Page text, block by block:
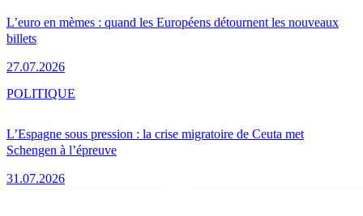
L’euro en mèmes : quand les Européens détournent les nouveaux
billets
27.07.2026
L’Espagne sous pression : la crise migratoire de Ceuta met
Schengen à l’épreuve
31.07.2026
POLITIQUE